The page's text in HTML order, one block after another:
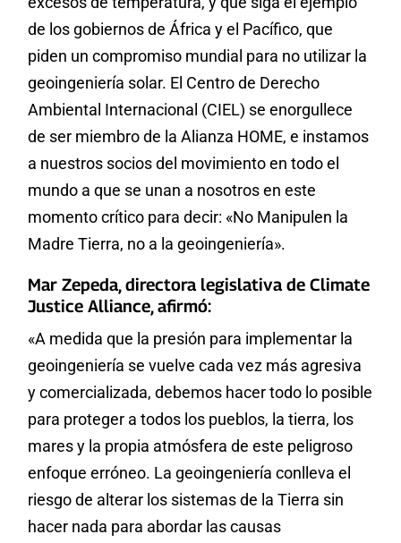
de los gobiernos de África y el Pacífico, que
piden un compromiso mundial para no utilizar la
geoingeniería solar. El Centro de Derecho
Ambiental Internacional (CIEL) se enorgullece
de ser miembro de la Alianza HOME, e instamos
a nuestros socios del movimiento en todo el
mundo a que se unan a nosotros en este
momento crítico para decir: «No Manipulen la
Madre Tierra, no a la geoingeniería».
Mar Zepeda, directora legislativa de Climate
Justice Alliance, afirmó:
«A medida que la presión para implementar la
geoingeniería se vuelve cada vez más agresiva
y comercializada, debemos hacer todo lo posible
para proteger a todos los pueblos, la tierra, los
mares y la propia atmósfera de este peligroso
enfoque erróneo. La geoingeniería conlleva el
riesgo de alterar los sistemas de la Tierra sin
hacer nada para abordar las causas